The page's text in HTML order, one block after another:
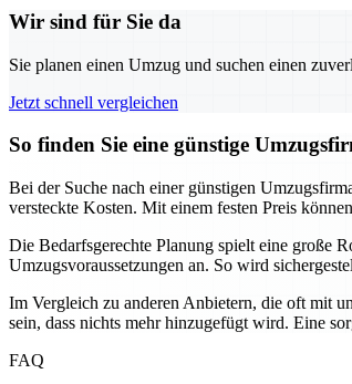
Wir sind für Sie da
Sie planen einen Umzug und suchen einen
Jetzt schnell vergleichen
So finden Sie eine günstige
Bei der Suche nach einer günstigen
versteckte Kosten. Mit einem festen Preis
Die Bedarfsgerechte Planung spielt eine große
Umzugsvoraussetzungen an. So wird
Im Vergleich zu anderen Anbietern, die oft mit
sein, dass nichts mehr hinzugefügt wird. Eine
FAQ